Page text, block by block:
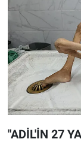
"ADİL'İN 27